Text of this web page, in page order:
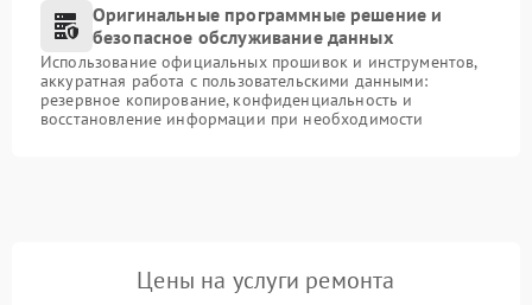
Оригинальные программные решение и
безопасное обслуживание данных
Использование официальных прошивок и инструментов,
аккуратная работа с пользовательскими данными:
резервное копирование, конфиденциальность и
восстановление информации при необходимости
Цены на услуги ремонта